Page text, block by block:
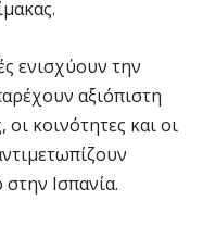
ενισχύουν την
αξιόπιστη
κοινότητες και οι
Ισπανία.